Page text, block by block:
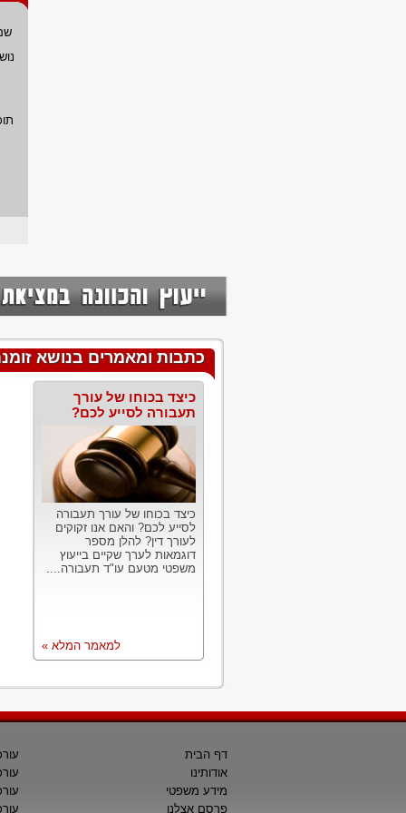
כתבות ומאמרים בנושא
כיצד בכוחו של עורך
תעבורה לסייע לכם?
כיצד בכוחו של עורך תעבורה
לסייע לכם? והאם אנו זקוקים
לעורך דין? להלן מספר
דוגמאות לערך שקיים בייעוץ
משפטי מטעם עו"ד תעבורה....
למאמר המלא »
דף הבית
אודותינו
מידע משפטי
פרסם אצלנו